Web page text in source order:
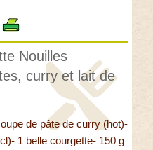
Nouilles
curry et lait de
de pâte de curry (hot)-
1 belle courgette- 150 g